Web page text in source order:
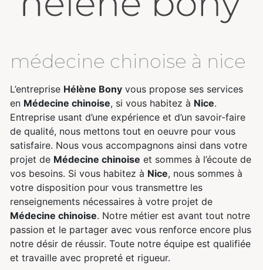
médecine chinoise à nice
L’entreprise Hélène Bony vous propose ses services
en Médecine chinoise, si vous habitez à Nice.
Entreprise usant d’une expérience et d’un savoir-faire
de qualité, nous mettons tout en oeuvre pour vous
satisfaire. Nous vous accompagnons ainsi dans votre
projet de Médecine chinoise et sommes à l’écoute de
vos besoins. Si vous habitez à Nice, nous sommes à
votre disposition pour vous transmettre les
renseignements nécessaires à votre projet de
Médecine chinoise. Notre métier est avant tout notre
passion et le partager avec vous renforce encore plus
notre désir de réussir. Toute notre équipe est qualifiée
et travaille avec propreté et rigueur.